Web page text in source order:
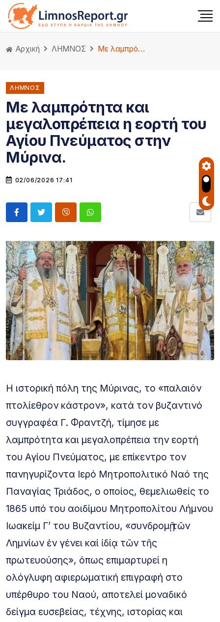
Αρχική ΛΗΜΝΟΣ Με λαμπρότητα και μεγαλοπρέπεια η εορτή του Αγίου Πνεύματος στην Μύρινα.
ΛΗΜΝΟΣ
Με λαμπρότητα και
μεγαλοπρέπεια η εορτή του
Αγίου Πνεύματος στην
Μύρινα.
02/06/2026 17:41
Η ιστορική πόλη της Μύρινας, το «παλαιόν
πτολίεθρον κάστρον», κατά τον βυζαντινό
συγγραφέα Γ. Φραντζή, τίμησε με
λαμπρότητα και μεγαλοπρέπεια την εορτή
του Αγίου Πνεύματος, με επίκεντρο τον
πανηγυρίζοντα Ιερό Μητροπολιτικό Ναό της
Παναγίας Τριάδος, ο οποίος, θεμελιωθείς το
1865 υπό του αοιδίμου Μητροπολίτου Λήμνου
Ιωακείμ Γ’ του Βυζαντίου, «συνδρομῇ τῶν
Λημνίων ἐν γένει καί ἰδίᾳ τῶν τῆς
πρωτευούσης», όπως επιμαρτυρεί η
ολόγλυφη αφιερωματική επιγραφή στο
υπέρθυρο του Ναού, αποτελεί μοναδικό
δείγμα ευσεβείας, τέχνης, ιστορίας και